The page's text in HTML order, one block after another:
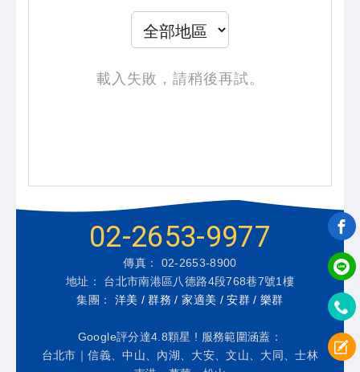
載入失敗，請稍後再試。
02-2653-9977
傳真： 02-2653-8900
地址： 台北市南港區八德路4段768巷7號1樓
集團： 洋美 / 群務 / 家適美 / 安群 / 樂群
Google評分達4.8顆星 ! 服務範圍涵蓋：
台北市｜信義、中山、內湖、大安、文山、大同、士林